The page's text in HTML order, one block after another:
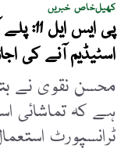
کھیلخاص خبریں
پی ایس
اسٹیڈیم آنے کی
محسن نقوی نے
ہے کہ تماشائی
ٹرانسپورٹ